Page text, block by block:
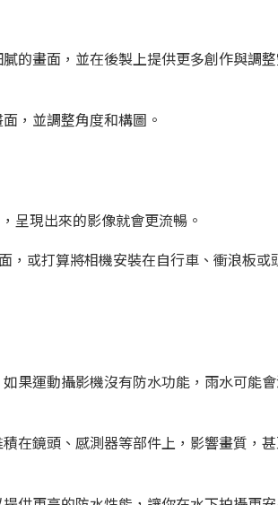
的畫面，並在後製上提供更多創作與調
，並調整角度和構圖。
呈現出來的影像就會更流暢。
或打算將相機安裝在自行車、衝浪板
果運動攝影機沒有防水功能，雨水可能
在鏡頭、感測器等部件上，影響畫質，